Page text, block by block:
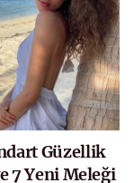
Güzellik
7 Yeni Meleği